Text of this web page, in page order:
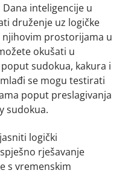
inteligencije u
druženje uz logičke
njihovim prostorijama u
okušati u
sudokua, kakura i
se mogu testirati
poput preslagivanja
sudokua.
logički
rješavanje
s vremenskim